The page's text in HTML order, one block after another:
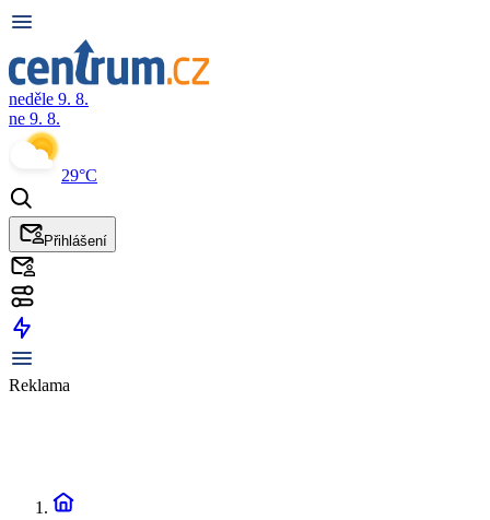
neděle 9. 8.
ne 9. 8.
29°C
Přihlášení
Reklama